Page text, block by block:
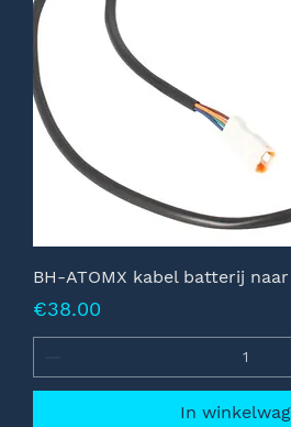
BH-ATOMX kabel batterij
Prijs
€38.00
In